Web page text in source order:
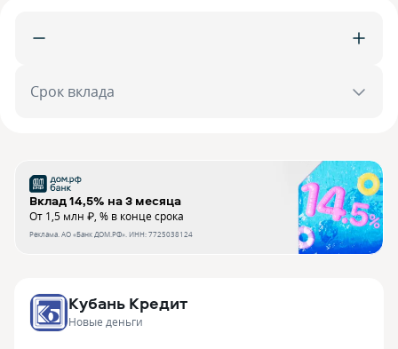
Срок вклада
Вклад 14,5% на 3 месяца
От 1,5 млн ₽, % в конце срока
Реклама. АО «Банк ДОМ.РФ». ИНН: 7725038124
Кубань Кредит
Новые деньги